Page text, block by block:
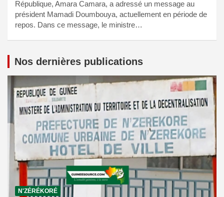
République, Amara Camara, a adressé un message au
président Mamadi Doumbouya, actuellement en période de
repos. Dans ce message, le ministre…
Nos dernières publications
N'ZÉRÉKORÉ